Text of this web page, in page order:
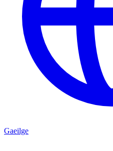
Gaeilge